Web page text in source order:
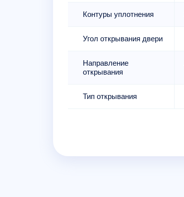
Контуры уплотнения
Угол открывания двери
Направление
открывания
Тип открывания